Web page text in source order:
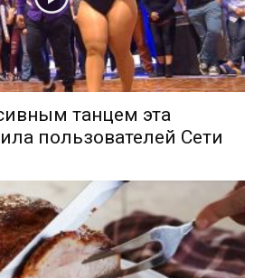
танцем эта
пользователей Сети